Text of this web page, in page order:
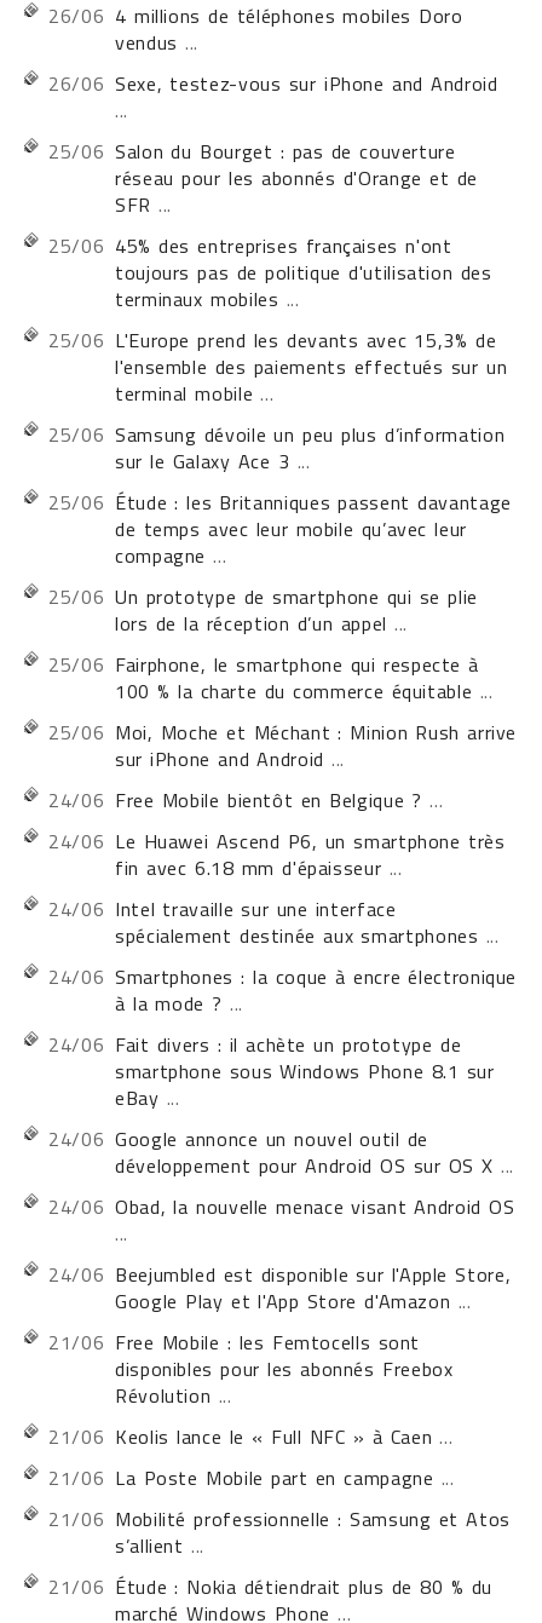
26/06 4 millions de téléphones mobiles Doro
vendus...
26/06 Sexe, testez-vous sur iPhone and Android
...
25/06 Salon du Bourget : pas de couverture
réseau pour les abonnés d'Orange et de
SFR ...
25/06 45% des entreprises françaises n'ont
toujours pas de politique d'utilisation des
terminaux mobiles ...
25/06 L'Europe prend les devants avec 15,3% de
l'ensemble des paiements effectués sur un
terminal mobile ...
25/06 Samsung dévoile un peu plus d’information
sur le Galaxy Ace 3 ...
25/06 Étude : les Britanniques passent davantage
de temps avec leur mobile qu’avec leur
compagne ...
25/06 Un prototype de smartphone qui se plie
lors de la réception d’un appel ...
25/06 Fairphone, le smartphone qui respecte à
100 % la charte du commerce équitable ...
25/06 Moi, Moche et Méchant : Minion Rush arrive
sur iPhone and Android ...
24/06 Free Mobile bientôt en Belgique ? ...
24/06 Le Huawei Ascend P6, un smartphone très
fin avec 6.18 mm d'épaisseur ...
24/06 Intel travaille sur une interface
spécialement destinée aux smartphones ...
24/06 Smartphones : la coque à encre électronique
à la mode ? ...
24/06 Fait divers : il achète un prototype de
smartphone sous Windows Phone 8.1 sur
eBay ...
24/06 Google annonce un nouvel outil de
développement pour Android OS sur OS X ...
24/06 Obad, la nouvelle menace visant Android OS
...
24/06 Beejumbled est disponible sur l'Apple Store,
Google Play et l'App Store d'Amazon ...
21/06 Free Mobile : les Femtocells sont
disponibles pour les abonnés Freebox
Révolution ...
21/06 Keolis lance le « Full NFC » à Caen ...
21/06 La Poste Mobile part en campagne ...
21/06 Mobilité professionnelle : Samsung et Atos
s’allient ...
21/06 Étude : Nokia détiendrait plus de 80 % du
marché Windows Phone ...